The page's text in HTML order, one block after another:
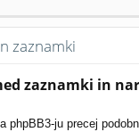
zaznamki
zaznamki in
phpBB3-ju precej